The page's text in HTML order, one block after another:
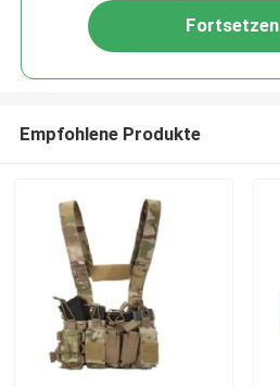
Fortsetzen
Empfohlene Produkte